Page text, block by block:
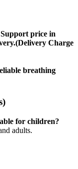
price in
Charge
breathing
for children?
adults.